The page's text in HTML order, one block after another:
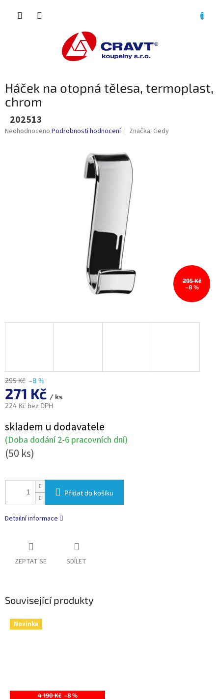
Háček na otopná tělesa, termoplast,
chrom
202513
Průměrné
Neohodnoceno Podrobnosti hodnocení Značka: Gedy
295 Kč
–8 %
295 Kč –8 %
271 Kč / ks
224 Kč bez DPH
cena:
skladem u dodavatele
(Doba dodání 2-6 pracovních dní)
(50 ks)
Přidat do košíku
Detailní informace
ZEPTAT SE SDÍLET
Související produkty
Novinka
4 190 Kč –8 %